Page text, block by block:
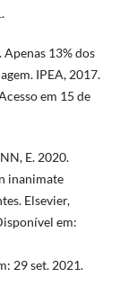
13% dos
IPEA, 2017.
em 15 de
E. 2020.
inanimate
Elsevier,
em:
29 set. 2021.